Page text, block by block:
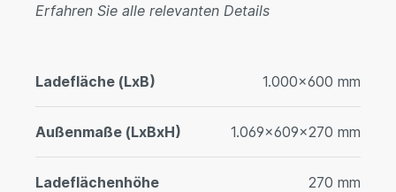
Erfahren Sie alle relevanten Details
Ladefläche (LxB) 1.000x600 mm
Außenmaße (LxBxH) 1.069x609x270 mm
Ladeflächenhöhe 270 mm